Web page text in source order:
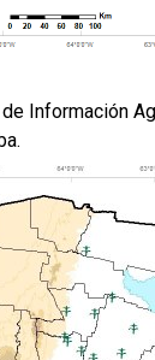
Información